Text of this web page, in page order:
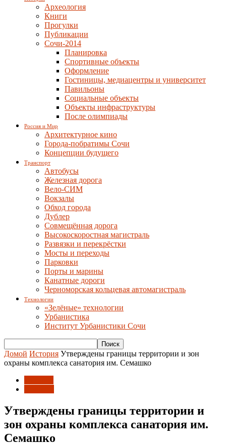
Археология
Книги
Прогулки
Публикации
Сочи-2014
Планировка
Спортивные объекты
Оформление
Гостиницы, медиацентры и университет
Павильоны
Социальные объекты
Объекты инфраструктуры
После олимпиады
Россия и Мир
Архитектурное кино
Города-побратимы Сочи
Концепции будущего
Транспорт
Автобусы
Железная дорога
Вело-СИМ
Вокзалы
Обход города
Дублер
Совмещённая дорога
Высокоскоростная магистраль
Развязки и перекрёстки
Мосты и переходы
Парковки
Порты и марины
Канатные дороги
Черноморская кольцевая автомагистраль
Технологии
«Зелёные» технологии
Урбанистика
Институт Урбанистики Сочи
Домой История Утверждены границы территории и зон
охраны комплекса санатория им. Семашко
Утверждены границы территории и
зон охраны комплекса санатория им.
Семашко